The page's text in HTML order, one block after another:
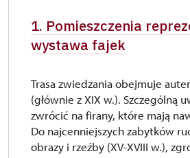
1. Pomieszczenia
wystawa fajek
Trasa zwiedzania obejmuje
(głównie z XIX w.). Szczególną
zwrócić na firany, które mają
Do najcenniejszych zabytków
obrazy i rzeźby (XV-XVIII w.),